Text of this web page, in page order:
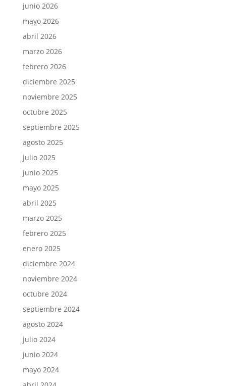
junio 2026
mayo 2026
abril 2026
marzo 2026
febrero 2026
diciembre 2025
noviembre 2025
octubre 2025
septiembre 2025
agosto 2025
julio 2025
junio 2025
mayo 2025
abril 2025
marzo 2025
febrero 2025
enero 2025
diciembre 2024
noviembre 2024
octubre 2024
septiembre 2024
agosto 2024
julio 2024
junio 2024
mayo 2024